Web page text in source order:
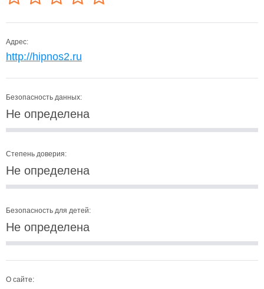
Адрес:
http://hipnos2.ru
Безопасность данных:
Не определена
Степень доверия:
Не определена
Безопасность для детей:
Не определена
О сайте: